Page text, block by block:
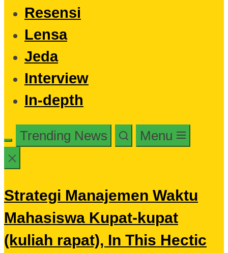
Resensi
Lensa
Jeda
Interview
In-depth
Trending News Menu
Strategi Manajemen Waktu
Mahasiswa Kupat-kupat
(kuliah rapat), In This Hectic